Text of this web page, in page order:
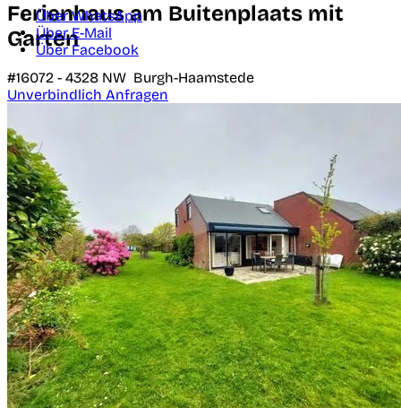
Über WhatsApp
Über E-Mail
Über Facebook
Ferienhaus am Buitenplaats mit
Garten
#16072 - 4328 NW Burgh-Haamstede
Unverbindlich Anfragen